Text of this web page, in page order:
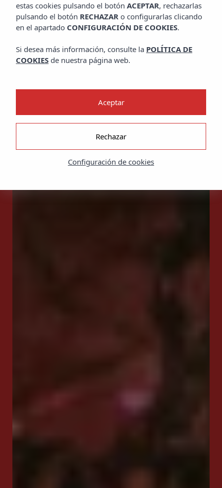
estas cookies pulsando el botón ACEPTAR, rechazarlas
pulsando el botón RECHAZAR o configurarlas clicando
en el apartado CONFIGURACIÓN DE COOKIES.
Si desea más información, consulte la POLÍTICA DE
COOKIES de nuestra página web.
Configuración de cookies
Rechazar
Aceptar